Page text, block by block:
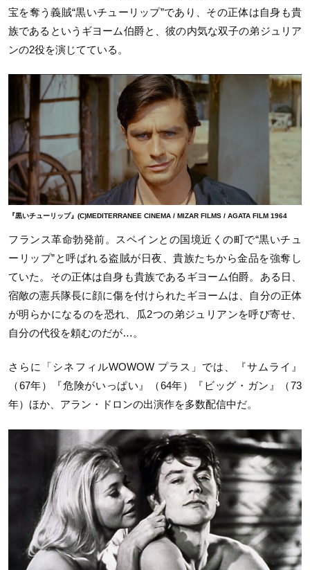
宝を奪う義賊“黒いチューリップ”であり、その正体は自身も貴
族であるというギヨーム伯爵と、彼の内気な双子の弟ジュリア
ンの2役を演じてている。
『黒いチューリップ』(C)MEDITERRANEE CINEMA / MIZAR FILMS / AGATA FILM 1964
フランス革命勃発前。スペインとの国境近くの町で“黒いチュ
ーリップ”と呼ばれる盗賊が日夜、貴族たちから金品を強奪し
ていた。その正体は自身も貴族であるギヨーム伯爵。ある日、
宿敵の憲兵隊長に顔に傷を付けられたギヨームは、自分の正体
が明らかになるのを恐れ、瓜2つの弟ジュリアンを呼び寄せ、
自分の代役を頼むのだが…。
さらに「シネフィルWOWOW プラス」では、『サムライ』
（67年）『危険がいっぱい』（64年）『ビッグ・ガン』（73
年）ほか、アラン・ドロンの出演作を多数配信中だ。